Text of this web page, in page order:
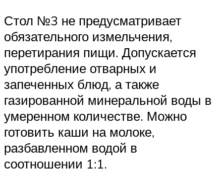
Стол №3 не предусматривает
обязательного измельчения,
перетирания пищи. Допускается
употребление отварных и
запеченных блюд, а также
газированной минеральной воды в
умеренном количестве. Можно
готовить каши на молоке,
разбавленном водой в
соотношении 1:1.